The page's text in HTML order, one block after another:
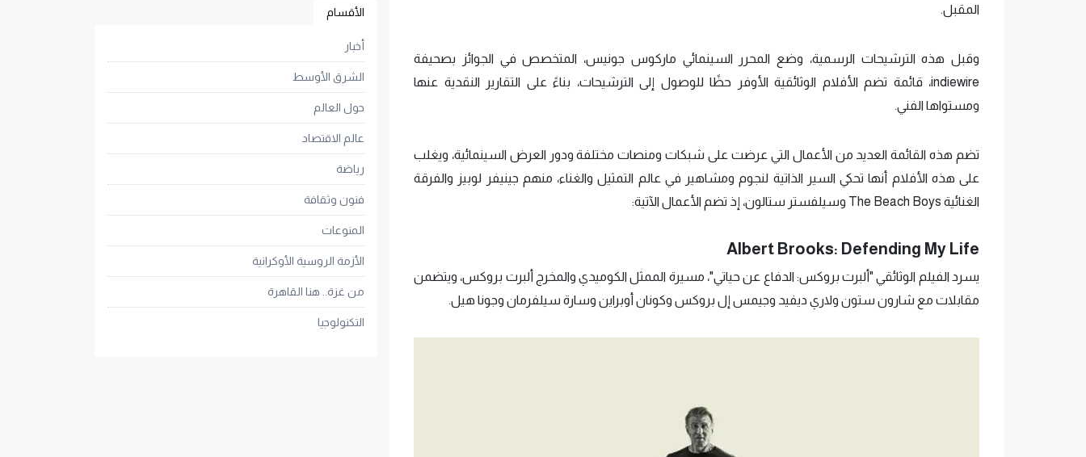
المقبل.
وقبل هذه الترشيحات الرسمية، وضع المحرر السينمائي ماركوس جونيس، المتخصص في الجوائز بصحيفة
indiewire، قائمة تضم الأفلام الوثائقية الأوفر حظًا للوصول إلى الترشيحات، بناءً على التقارير النقدية عنها
ومستواها الفني.
تضم هذه القائمة العديد من الأعمال التي عرضت على شبكات ومنصات مختلفة ودور العرض السينمائية، ويغلب
على هذه الأفلام أنها تحكي السير الذاتية لنجوم ومشاهير في عالم التمثيل والغناء، منهم جينيفر لوبيز والفرقة
الغنائية The Beach Boys وسيلفستر ستالون، إذ تضم الأعمال الآتية:
Albert Brooks: Defending My Life
يسرد الفيلم الوثائقي "ألبرت بروكس: الدفاع عن حياتي"، مسيرة الممثل الكوميدي والمخرج ألبرت بروكس، ويتضمن
مقابلات مع شارون ستون ولاري ديفيد وجيمس إل بروكس وكونان أوبراين وسارة سيلفرمان وجونا هيل.
الأقسام
أخبار
الشرق الأوسط
حول العالم
عالم الاقتصاد
رياضة
فنون وثقافة
المنوعات
الأزمة الروسية الأوكرانية
من غزة.. هنا القاهرة
التكنولوجيا